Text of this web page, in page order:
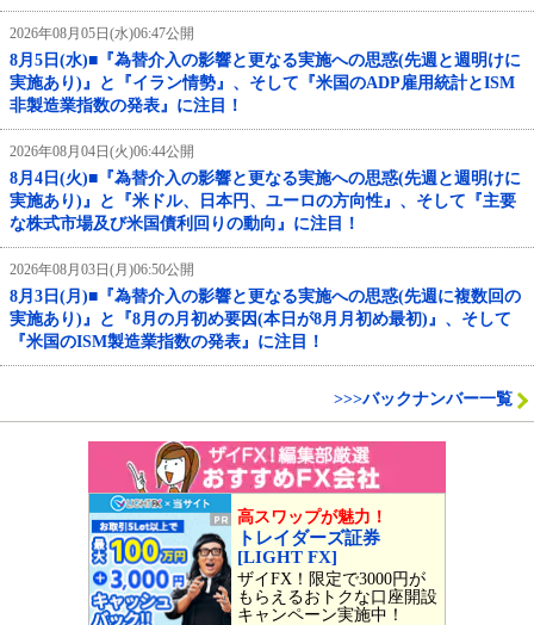
2026年08月05日(水)06:47公開
8月5日(水)■『為替介入の影響と更なる実施への思惑(先週と週明けに
実施あり)』と『イラン情勢』、そして『米国のADP雇用統計とISM
非製造業指数の発表』に注目！
2026年08月04日(火)06:44公開
8月4日(火)■『為替介入の影響と更なる実施への思惑(先週と週明けに
実施あり)』と『米ドル、日本円、ユーロの方向性』、そして『主要
な株式市場及び米国債利回りの動向』に注目！
2026年08月03日(月)06:50公開
8月3日(月)■『為替介入の影響と更なる実施への思惑(先週に複数回の
実施あり)』と『8月の月初め要因(本日が8月月初め最初)』、そして
『米国のISM製造業指数の発表』に注目！
>>>バックナンバー一覧
高スワップが魅力！
トレイダーズ証券
[LIGHT FX]
ザイFX！限定で3000円が
もらえるおトクな口座開設
キャンペーン実施中！